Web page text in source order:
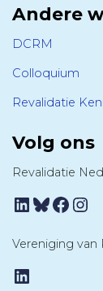
Andere
DCRM
Colloquium
Revalidatie
Volg ons
Revalidatie
LinkedIn
Bluesky
Vereniging van
LinkedIn